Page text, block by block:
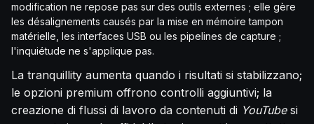
modification ne repose pas sur des outils externes ; elle gère
les désalignements causés par la mise en mémoire tampon
matérielle, les interfaces USB ou les pipelines de capture ;
l'inquiétude ne s'applique pas.
La tranquillity aumenta quando i risultati si stabilizzano;
le opzioni premium offrono controlli aggiuntivi; la
creazione di flussi di lavoro da contenuti di YouTubesi